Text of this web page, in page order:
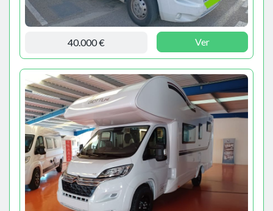
40.000 € Ver